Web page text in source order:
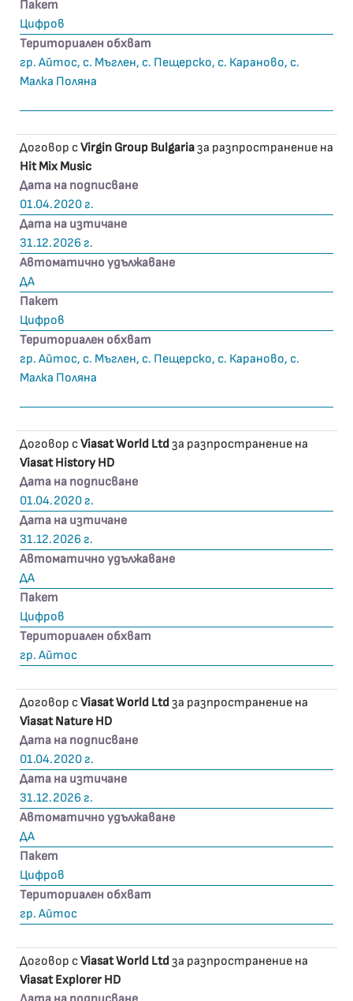
Пакет
Цифров
Териториален обхват
гр. Айтос, с. Мъглен, с. Пещерско, с. Караново, с.
Малка Поляна
Договор сVirgin Group Bulgariaза разпространение на
Hit Mix Music
Дата на подписване
01.04.2020 г.
Дата на изтичане
31.12.2026 г.
Автоматично удължаване
ДА
Пакет
Цифров
Териториален обхват
гр. Айтос, с. Мъглен, с. Пещерско, с. Караново, с.
Малка Поляна
Договор сViasat World Ltdза разпространение на
Viasat History HD
Дата на подписване
01.04.2020 г.
Дата на изтичане
31.12.2026 г.
Автоматично удължаване
ДА
Пакет
Цифров
Териториален обхват
гр. Айтос
Договор сViasat World Ltdза разпространение на
Viasat Nature HD
Дата на подписване
01.04.2020 г.
Дата на изтичане
31.12.2026 г.
Автоматично удължаване
ДА
Пакет
Цифров
Териториален обхват
гр. Айтос
Договор сViasat World Ltdза разпространение на
Viasat Explorer HD